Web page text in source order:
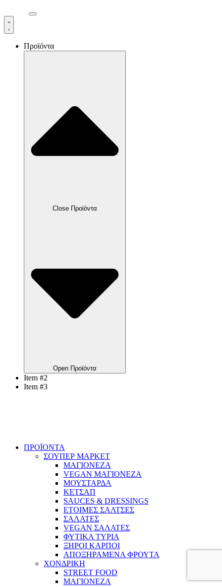
Προϊόντα
Close Προϊόντα
Open Προϊόντα
Item #2
Item #3
ΠΡΟΪΟΝΤΑ
ΣΟΥΠΕΡ ΜΑΡΚΕΤ
ΜΑΓΙΟΝΕΖΑ
VEGAN ΜΑΓΙΟΝΕΖΑ
ΜΟΥΣΤΑΡΔΑ
ΚΕΤΣΑΠ
SAUCES & DRESSINGS
ΕΤΟΙΜΕΣ ΣΑΛΤΣΕΣ
ΣΑΛΑΤΕΣ
VEGAN ΣΑΛΑΤΕΣ
ΦΥΤΙΚΑ ΤΥΡΙΑ
ΞΗΡΟΙ ΚΑΡΠΟΙ
ΑΠΟΞΗΡΑΜΕΝΑ ΦΡΟΥΤΑ
ΧΟΝΔΡΙΚΗ
STREET FOOD
ΜΑΓΙΟΝΕΖΑ